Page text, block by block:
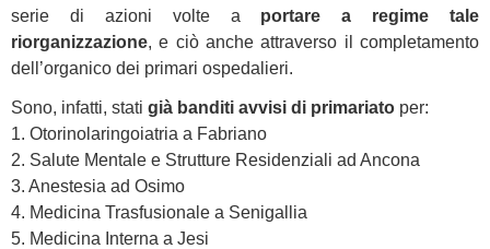
serie di azioni volte a portare a regime tale
riorganizzazione, e ciò anche attraverso il completamento
dell’organico dei primari ospedalieri.
Sono, infatti, stati già banditi avvisi di primariato per:
1. Otorinolaringoiatria a Fabriano
2. Salute Mentale e Strutture Residenziali ad Ancona
3. Anestesia ad Osimo
4. Medicina Trasfusionale a Senigallia
5. Medicina Interna a Jesi